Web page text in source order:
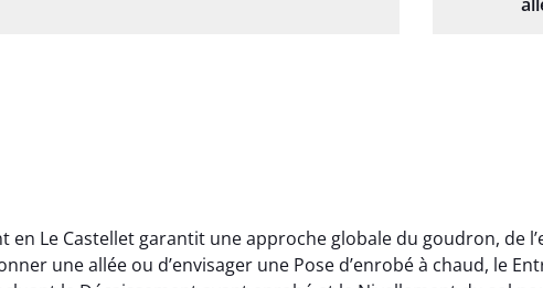
en Le Castellet garantit une approche globale du goudron, de
une allée ou d’envisager une Pose d’enrobé à chaud, le